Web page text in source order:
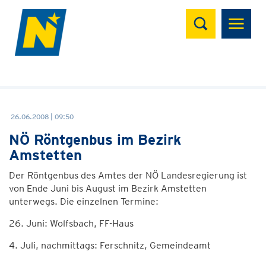
Suchen
26.06.2008 | 09:50
NÖ Röntgenbus im Bezirk
Amstetten
Der Röntgenbus des Amtes der NÖ Landesregierung ist
von Ende Juni bis August im Bezirk Amstetten
unterwegs. Die einzelnen Termine:
26. Juni: Wolfsbach, FF-Haus
4. Juli, nachmittags: Ferschnitz, Gemeindeamt